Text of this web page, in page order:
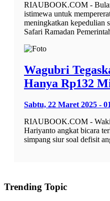
RIAUBOOK.COM -
istimewa untuk
meningkatkan kepedulian
Safari Ramadan
Wagubri
Hanya Rp132
Sabtu, 22 Maret 2025 -
RIAUBOOK.COM -
Hariyanto angkat bicara
simpang siur soal defisit
Trending Topic